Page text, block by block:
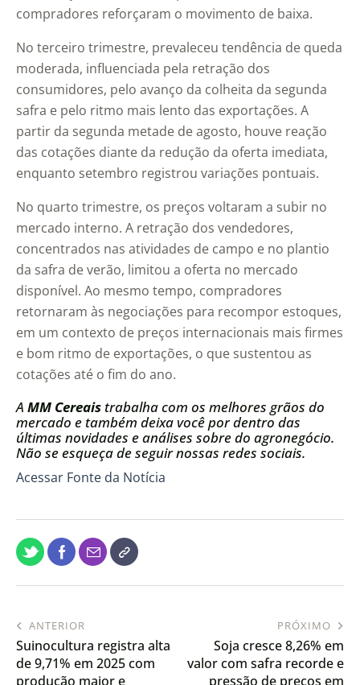
compradores reforçaram o movimento de baixa.
No terceiro trimestre, prevaleceu tendência de queda
moderada, influenciada pela retração dos
consumidores, pelo avanço da colheita da segunda
safra e pelo ritmo mais lento das exportações. A
partir da segunda metade de agosto, houve reação
das cotações diante da redução da oferta imediata,
enquanto setembro registrou variações pontuais.
No quarto trimestre, os preços voltaram a subir no
mercado interno. A retração dos vendedores,
concentrados nas atividades de campo e no plantio
da safra de verão, limitou a oferta no mercado
disponível. Ao mesmo tempo, compradores
retornaram às negociações para recompor estoques,
em um contexto de preços internacionais mais firmes
e bom ritmo de exportações, o que sustentou as
cotações até o fim do ano.
A MM Cereais trabalha com os melhores grãos do
mercado e também deixa você por dentro das
últimas novidades e análises sobre do agronegócio.
Não se esqueça de seguir nossas redes sociais.
Acessar Fonte da Notícia
ANTERIOR
Suinocultura registra alta
de 9,71% em 2025 com
produção maior e
PRÓXIMO
Soja cresce 8,26% em
valor com safra recorde e
pressão de preços em